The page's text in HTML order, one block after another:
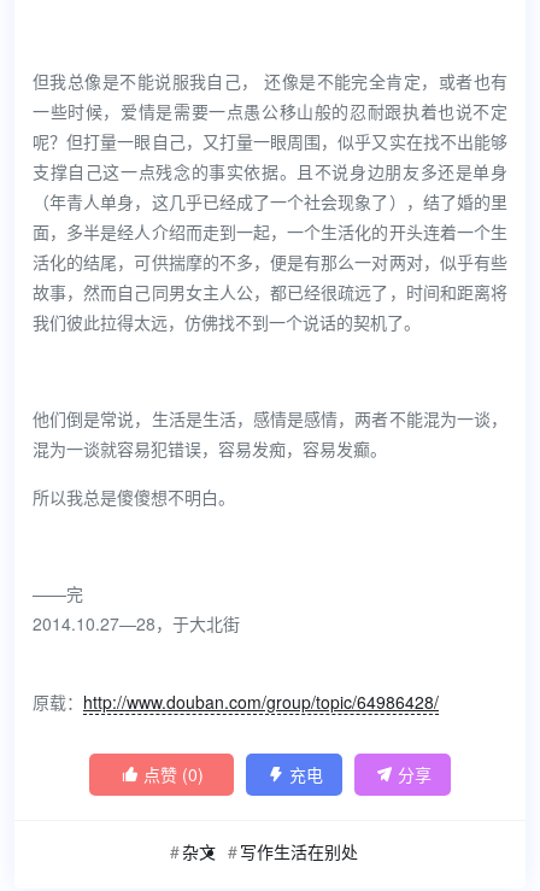
但我总像是不能说服我自己，
还像是不能完全肯定，或者也有
一些时候，爱情是需要一点愚公移山般的忍耐跟执着也说不定
呢？但打量一眼自己，又打量一眼周围，似乎又实在找不出能够
支撑自己这一点残念的事实依据。且不说身边朋友多还是单身
（年青人单身，这几乎已经成了一个社会现象了），结了婚的里
面，多半是经人介绍而走到一起，一个生活化的开头连着一个生
活化的结尾，可供揣摩的不多，便是有那么一对两对，似乎有些
故事，然而自己同男女主人公，都已经很疏远了，时间和距离将
我们彼此拉得太远，仿佛找不到一个说话的契机了。
他们倒是常说，生活是生活，感情是感情，两者不能混为一谈，
混为一谈就容易犯错误，容易发痴，容易发癫。
所以我总是傻傻想不明白。
——完
2014.10.27—28，于大北街
原载： http://www.douban.com/group/topic/64986428/
 点赞 (0)  充电  分享
杂文 写作生活在别处